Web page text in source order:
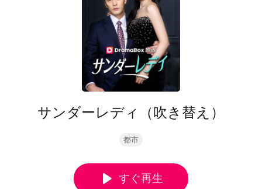
サンダーレディ（吹き替え）
都市
すぐ再生